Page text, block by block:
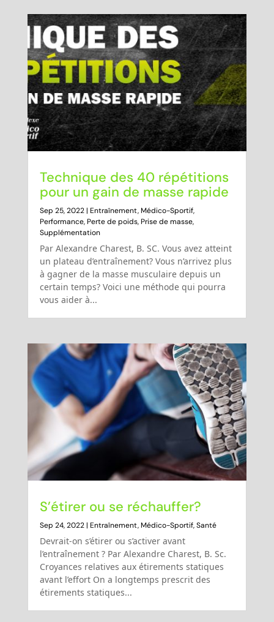
Technique des 40 répétitions
pour un gain de masse rapide
Sep 25, 2022| Entraînement,Médico-Sportif,
Performance,Perte de poids,Prise de masse,
Supplémentation
Par Alexandre Charest, B. SC. Vous avez atteint
un plateau d’entraînement? Vous n’arrivez plus
à gagner de la masse musculaire depuis un
certain temps? Voici une méthode qui pourra
vous aider à...
S’étirer ou se réchauffer?
Sep 24, 2022| Entraînement,Médico-Sportif,Santé
Devrait-on s’étirer ou s’activer avant
l’entraînement ? Par Alexandre Charest, B. Sc.
Croyances relatives aux étirements statiques
avant l’effort On a longtemps prescrit des
étirements statiques...